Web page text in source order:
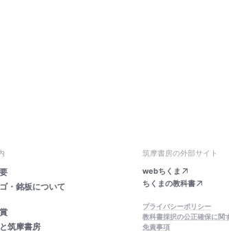
・銘板について
筑摩書房
筑摩書房の外部サイト
webちくま
ちくまの教科書
プライバシーポリシー
教科書採択の公正確保に関
免責事項